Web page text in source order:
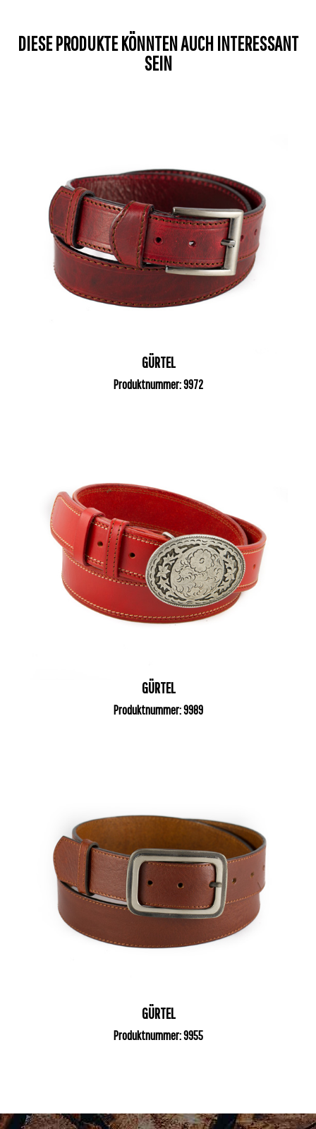
DIESE PRODUKTE KÖNNTEN AUCH INTERESSANT
SEIN
GÜRTEL
Produktnummer: 9972
GÜRTEL
Produktnummer: 9989
GÜRTEL
Produktnummer: 9955